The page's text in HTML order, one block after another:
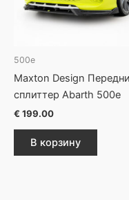
500e
Maxton Design
сплиттер Abarth 500e
€ 199.00
В корзину